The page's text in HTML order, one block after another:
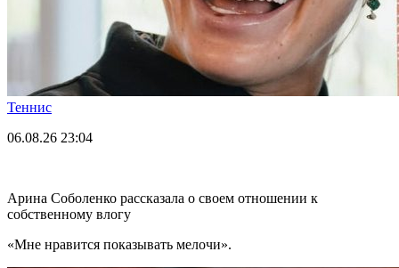
Теннис
06.08.26 23:04
Арина Соболенко рассказала о своем отношении к
собственному влогу
«Мне нравится показывать мелочи».